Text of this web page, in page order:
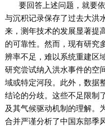
要回答上述问题，就要
与沉积记录保存了过去大洪
来，测年技术的发展显著提
的可靠性。然而，现有研究
辨率不足，难以系统重建区
研究尝试纳入洪水事件的空
域或特定河段。此外，数据
结论的分歧。这些不足限制
及其气候驱动机制的理解。
合并严谨分析了中国东部季